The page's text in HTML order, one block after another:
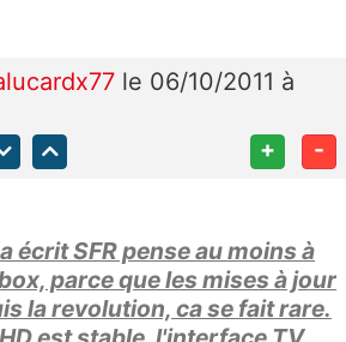
le 06/10/2011 à
+ -
écrit SFR pense au moins à
parce que les mises à jour
la revolution, ca se fait rare.